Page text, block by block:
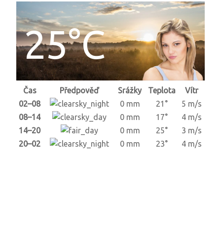
25°C
Čas Předpověď Srážky Teplota
Vítr
02–08
0 mm 21°
5 m/s
08–14
0 mm 17°
4 m/s
14–20
0 mm 25°
3 m/s
20–02
0 mm 23° 4 m/s